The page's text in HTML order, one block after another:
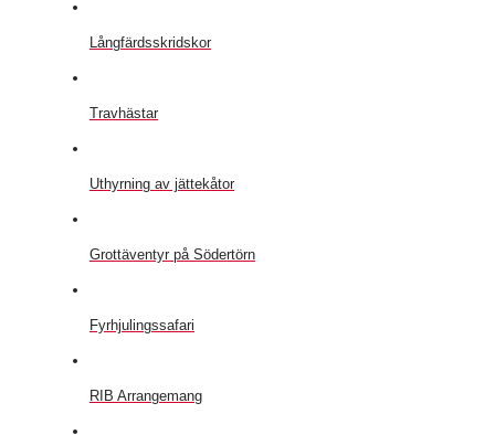
Långfärdsskridskor
Travhästar
Uthyrning av jättekåtor
Grottäventyr på Södertörn
Fyrhjulingssafari
RIB Arrangemang